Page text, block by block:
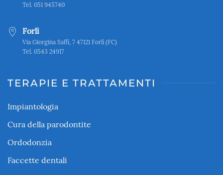
Tel. 051 945740
Forlì
Via Giorgina Saffi, 7 47121 Forlì (FC)
Tel. 0543 24917
TERAPIE E TRATTAMENTI
Impiantologia
Cura della parodontite
Ordodonzia
Faccette dentali